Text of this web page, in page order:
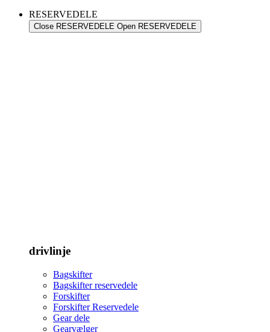
RESERVEDELE
Close RESERVEDELE Open RESERVEDELE
drivlinje
Bagskifter
Bagskifter reservedele
Forskifter
Forskifter Reservedele
Gear dele
Gearvælger